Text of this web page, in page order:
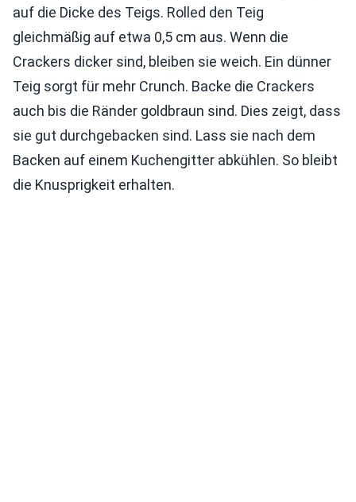
auf die Dicke des Teigs. Rolled den Teig
gleichmäßig auf etwa 0,5 cm aus. Wenn die
Crackers dicker sind, bleiben sie weich. Ein dünner
Teig sorgt für mehr Crunch. Backe die Crackers
auch bis die Ränder goldbraun sind. Dies zeigt, dass
sie gut durchgebacken sind. Lass sie nach dem
Backen auf einem Kuchengitter abkühlen. So bleibt
die Knusprigkeit erhalten.